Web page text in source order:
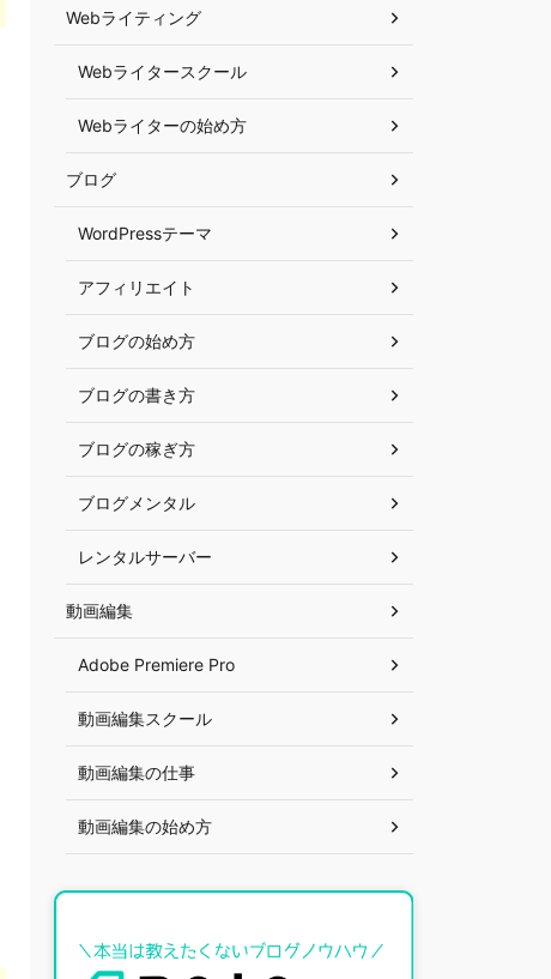
Webライティング
Webライタースクール
Webライターの始め方
ブログ
WordPressテーマ
アフィリエイト
ブログの始め方
ブログの書き方
ブログの稼ぎ方
ブログメンタル
レンタルサーバー
動画編集
Adobe Premiere Pro
動画編集スクール
動画編集の仕事
動画編集の始め方